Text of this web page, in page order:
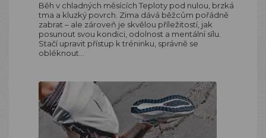
Běh v chladných měsících Teploty pod nulou, brzká
tma a kluzký povrch. Zima dává běžcům pořádně
zabrat – ale zároveň je skvělou příležitostí, jak
posunout svou kondici, odolnost a mentální sílu.
Stačí upravit přístup k tréninku, správně se
obléknout…